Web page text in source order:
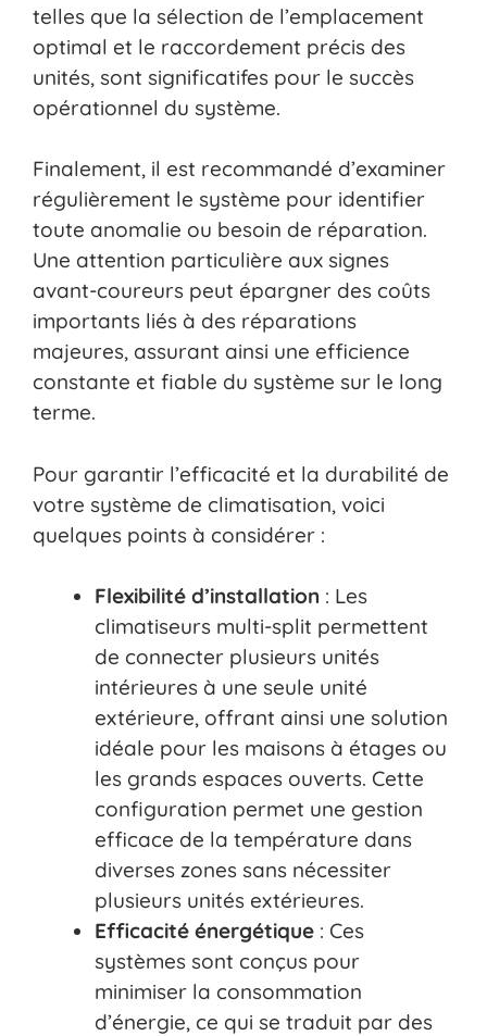
telles que la sélection de l’emplacement
optimal et le raccordement précis des
unités, sont significatifes pour le succès
opérationnel du système.
Finalement, il est recommandé d’examiner
régulièrement le système pour identifier
toute anomalie ou besoin de réparation.
Une attention particulière aux signes
avant-coureurs peut épargner des coûts
importants liés à des réparations
majeures, assurant ainsi une efficience
constante et fiable du système sur le long
terme.
Pour garantir l’efficacité et la durabilité de
votre système de climatisation, voici
quelques points à considérer :
Flexibilité d’installation : Les
climatiseurs multi-split permettent
de connecter plusieurs unités
intérieures à une seule unité
extérieure, offrant ainsi une solution
idéale pour les maisons à étages ou
les grands espaces ouverts. Cette
configuration permet une gestion
efficace de la température dans
diverses zones sans nécessiter
plusieurs unités extérieures.
Efficacité énergétique : Ces
systèmes sont conçus pour
minimiser la consommation
d’énergie, ce qui se traduit par des